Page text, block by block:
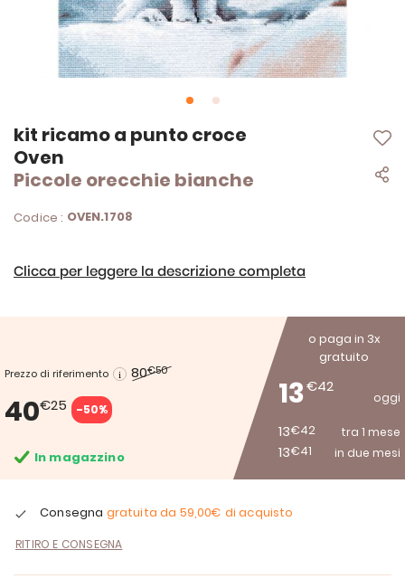
kit ricamo a punto croce
Oven
Piccole orecchie bianche
Codice : OVEN.1708
Clicca per leggere la descrizione completa
Prezzo di riferimento 80€50
40€25 -50%
o paga in 3x
gratuito
13€42
oggi
13€42 tra 1 mese
13€41 in due mesi
In magazzino
Consegna gratuita da 59,00€ di acquisto
RITIRO E CONSEGNA
Vai
all'inizio
della
galleria
immagini